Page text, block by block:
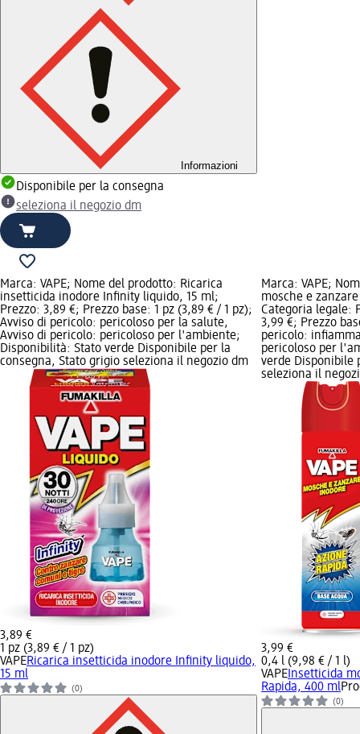
Informazioni
Disponibile per la consegna
seleziona il negozio dm
Marca: VAPE; Nome del prodotto: Ricarica
insetticida inodore Infinity liquido, 15 ml;
Prezzo: 3,89 €; Prezzo base: 1 pz (3,89 € / 1 pz);
Avviso di pericolo: pericoloso per la salute,
Avviso di pericolo: pericoloso per l'ambiente;
Disponibilità: Stato verde Disponibile per la
consegna, Stato grigio seleziona il negozio dm
3,89 €
1 pz (3,89 € / 1 pz)
VAPERicarica insetticida inodore Infinity liquido,
15 ml
(0)
Marca: VAPE;
mosche e
Categoria legale:
3,99 €; Prezzo
pericolo:
pericoloso per
verde Disponibile
seleziona il
3,99 €
0,4 l (9,98 € / 1 l)
VAPE Insetticida
Rapida, 400 ml
(0)